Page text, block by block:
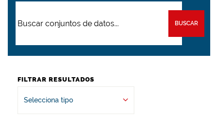
BUSCAR
FILTRAR RESULTADOS
Selecciona tipo